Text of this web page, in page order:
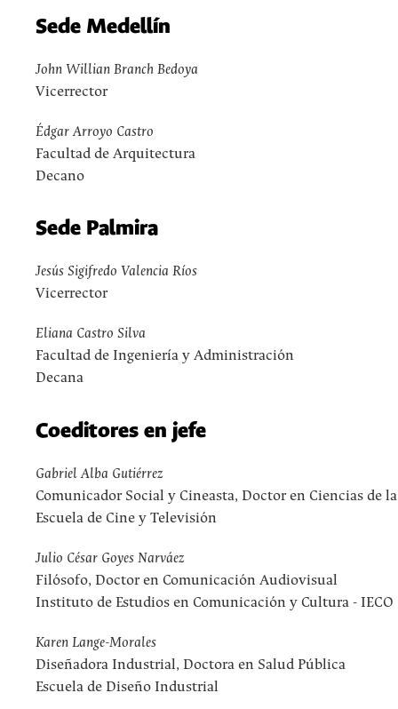
Sede Medellín
John Willian Branch Bedoya
Vicerrector
Édgar Arroyo Castro
Facultad de Arquitectura
Decano
Sede Palmira
Jesús Sigifredo Valencia Ríos
Vicerrector
Eliana Castro Silva
Facultad de Ingeniería y Administración
Decana
Coeditores en jefe
Gabriel Alba Gutiérrez
Comunicador Social y Cineasta, Doctor en Ciencias de
Escuela de Cine y Televisión
Julio César Goyes Narváez
Filósofo, Doctor en Comunicación Audiovisual
Instituto de Estudios en Comunicación y Cultura - IECO
Karen Lange-Morales
Diseñadora Industrial, Doctora en Salud Pública
Escuela de Diseño Industrial